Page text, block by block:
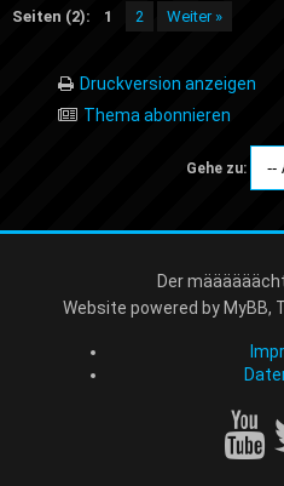
Seiten (2): 1 2 Weiter »
Druckversion anzeigen
Thema abonnieren
Gehe zu:
Der
Website powered by MyBB,